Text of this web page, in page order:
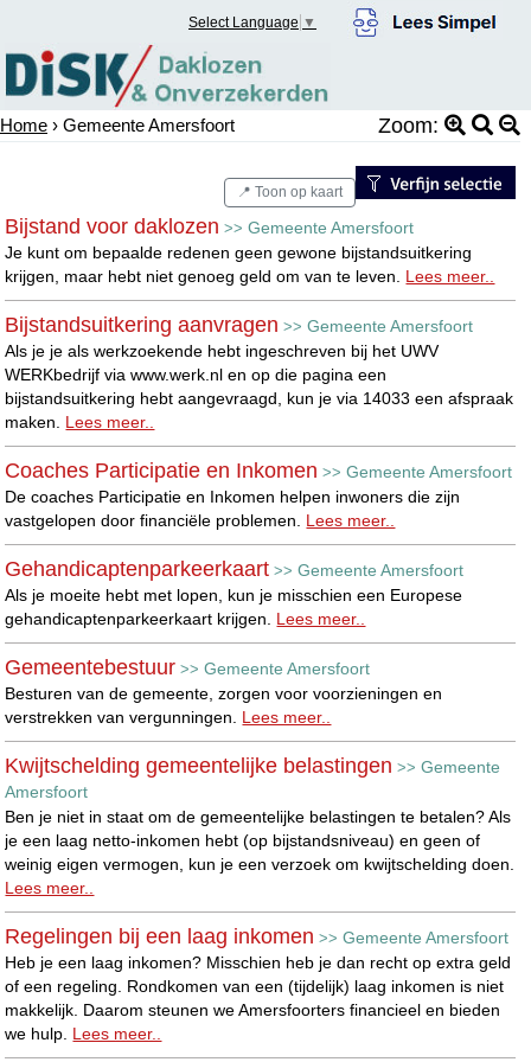
Select Language ▼
Home › Gemeente Amersfoort Zoom:
📍 Toon op kaart
Bijstand voor daklozen >>Gemeente Amersfoort
Je kunt om bepaalde redenen geen gewone bijstandsuitkering
krijgen, maar hebt niet genoeg geld om van te leven. Lees meer..
Bijstandsuitkering aanvragen >>Gemeente Amersfoort
Als je je als werkzoekende hebt ingeschreven bij het UWV
WERKbedrijf via www.werk.nl en op die pagina een
bijstandsuitkering hebt aangevraagd, kun je via 14033 een afspraak
maken. Lees meer..
Coaches Participatie en Inkomen >>Gemeente Amersfoort
De coaches Participatie en Inkomen helpen inwoners die zijn
vastgelopen door financiële problemen. Lees meer..
Gehandicaptenparkeerkaart >>Gemeente Amersfoort
Als je moeite hebt met lopen, kun je misschien een Europese
gehandicaptenparkeerkaart krijgen. Lees meer..
Gemeentebestuur >>Gemeente Amersfoort
Besturen van de gemeente, zorgen voor voorzieningen en
verstrekken van vergunningen. Lees meer..
Kwijtschelding gemeentelijke belastingen >>Gemeente
Amersfoort
Ben je niet in staat om de gemeentelijke belastingen te betalen? Als
je een laag netto-inkomen hebt (op bijstandsniveau) en geen of
weinig eigen vermogen, kun je een verzoek om kwijtschelding doen.
Lees meer..
Regelingen bij een laag inkomen >>Gemeente Amersfoort
Heb je een laag inkomen? Misschien heb je dan recht op extra geld
of een regeling. Rondkomen van een (tijdelijk) laag inkomen is niet
makkelijk. Daarom steunen we Amersfoorters financieel en bieden
we hulp. Lees meer..